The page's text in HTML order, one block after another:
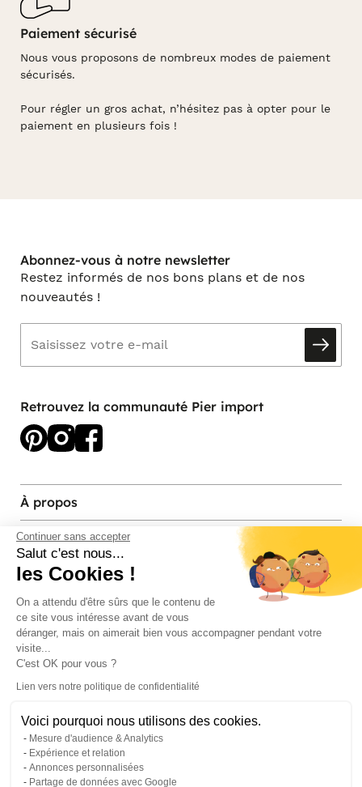
Continuer sans accepter
Salut c'est nous...
les Cookies !
On a attendu d'être sûrs que le contenu de
ce site vous intéresse avant de vous
déranger, mais on aimerait bien vous accompagner pendant votre
visite...
C'est OK pour vous ?
Lien vers notre politique de confidentialité
Voici pourquoi nous utilisons des cookies.
Mesure d'audience & Analytics
Expérience et relation
Annonces personnalisées
Partage de données avec Google
Paiement sécurisé
Nous vous proposons de nombreux modes de paiement
sécurisés.
Pour régler un gros achat, n’hésitez pas à opter pour le
paiement en plusieurs fois !
Abonnez-vous à notre newsletter
Restez informés de nos bons plans et de nos
nouveautés !
Retrouvez la communauté Pier import
À propos
Services et contact
Magasins et Showrooms
Modes de paiement acceptés